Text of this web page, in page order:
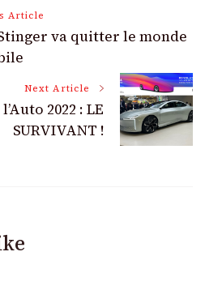
Article
va quitter le monde
Next Article
2022 : LE
SURVIVANT !